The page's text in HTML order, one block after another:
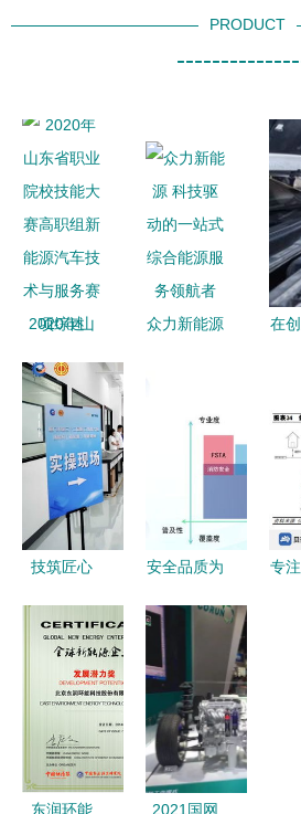
PRODUCT
2020年山
校技能大赛
高职组新能
源汽车技术
与服务赛项
综述
众力新能源
能源服务领
在
迪
务
昊
技筑匠心
厦钨新能选
手在厦门市
新能源质检
技能竞赛中
斩获多项荣
安全品质为
产品获颁
nesta六维
电安全证
书，新能源
技术服务引
领行业新标
专
东润环能 2021国网